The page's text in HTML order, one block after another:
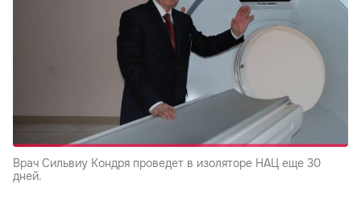
Врач Сильвиу Кондря проведет в изоляторе НАЦ еще 30
дней.